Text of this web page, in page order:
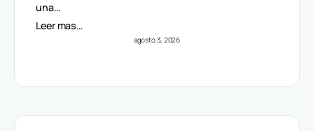
una…
Leer mas…
agosto 3, 2026